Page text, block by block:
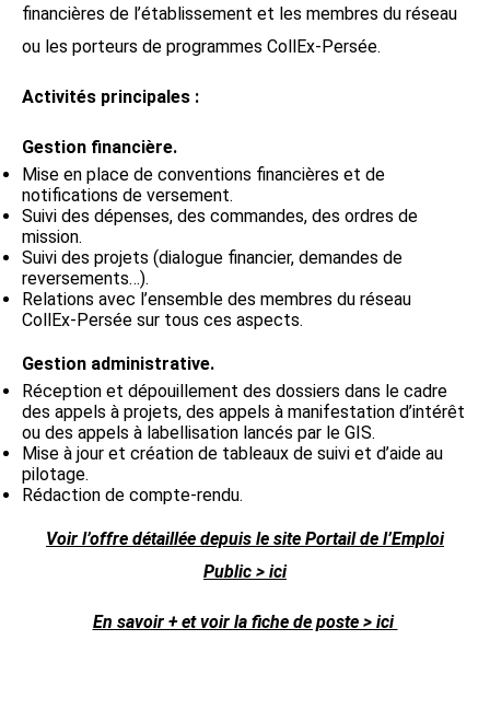
financières de l’établissement et les membres du réseau
ou les porteurs de programmes CollEx-Persée.
Activités principales :
Gestion financière.
Mise en place de conventions financières et de
notifications de versement.
Suivi des dépenses, des commandes, des ordres de
mission.
Suivi des projets (dialogue financier, demandes de
reversements…).
Relations avec l’ensemble des membres du réseau
CollEx-Persée sur tous ces aspects.
Gestion administrative.
Réception et dépouillement des dossiers dans le cadre
des appels à projets, des appels à manifestation d’intérêt
ou des appels à labellisation lancés par le GIS.
Mise à jour et création de tableaux de suivi et d’aide au
pilotage.
Rédaction de compte-rendu.
Voir l’offre détaillée depuis le site Portail de l’Emploi
Public > ici
En savoir + et voir la fiche de poste > ici